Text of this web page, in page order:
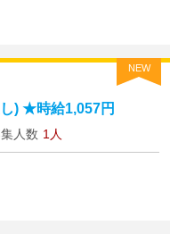
NEW
) ★時給1,057円
人数 1人